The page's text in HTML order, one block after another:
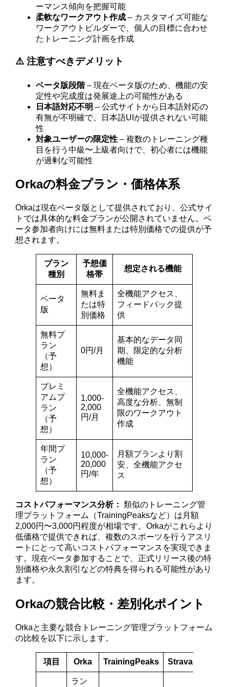
ーマンス傾向を把握可能
柔軟なワークアウト作成 – カスタマイズ可能な
ワークアウトビルダーで、個人の目標に合わせ
たトレーニング計画を作成
⚠️ 注意すべきデメリット
ベータ版段階– 現在ベータ版のため、機能の安
定性や完成度は発展途上の可能性がある
日本語対応不明 – 公式サイトから日本語対応の
有無が不明確で、日本語UIが提供されない可能
性
対象ユーザーの限定性 – 複数のトレーニング種
目を行う中級〜上級者向けで、初心者には機能
が過剰な可能性
Orkaの料金プラン・価格体系
Orkaは現在ベータ版として提供されており、公式サイ
トでは具体的な料金プランが公開されていません。ベ
ータ参加者向けには無料または特別価格での提供が予
想されます。
プラン
種別
予想価
格帯
想定される機能
ベータ
版
無料ま
たは特
別価格
全機能アクセス、
フィードバック提
供
無料プ
ラン
（予
想）
0円/月
基本的なデータ同
期、限定的な分析
機能
プレミ
アムプ
ラン
（予
想）
1,000-
2,000
円/月
全機能アクセス、
高度な分析、無制
限のワークアウト
作成
年間プ
ラン
（予
想）
10,000-
20,000
円/年
月額プランより割
安、全機能アクセ
ス
コストパフォーマンス分析： 類似のトレーニング管
理プラットフォーム（TrainingPeaksなど）は月額
2,000円〜3,000円程度が相場です。Orkaがこれらより
低価格で提供できれば、複数のスポーツを行うアスリ
ートにとって高いコストパフォーマンスを実現できま
す。現在ベータ参加することで、正式リリース後の特
別価格や永久割引などの特典を得られる可能性があり
ます。
Orkaの競合比較・差別化ポイント
Orkaと主要な競合トレーニング管理プラットフォーム
の比較を以下に示します。
項目 Orka TrainingPeaks Strava
ラン